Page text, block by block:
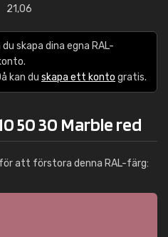
21,06
skapa dina egna RAL-
kan du skapa ett konto gratis.
50 30 Marble red
att förstora denna RAL-färg: